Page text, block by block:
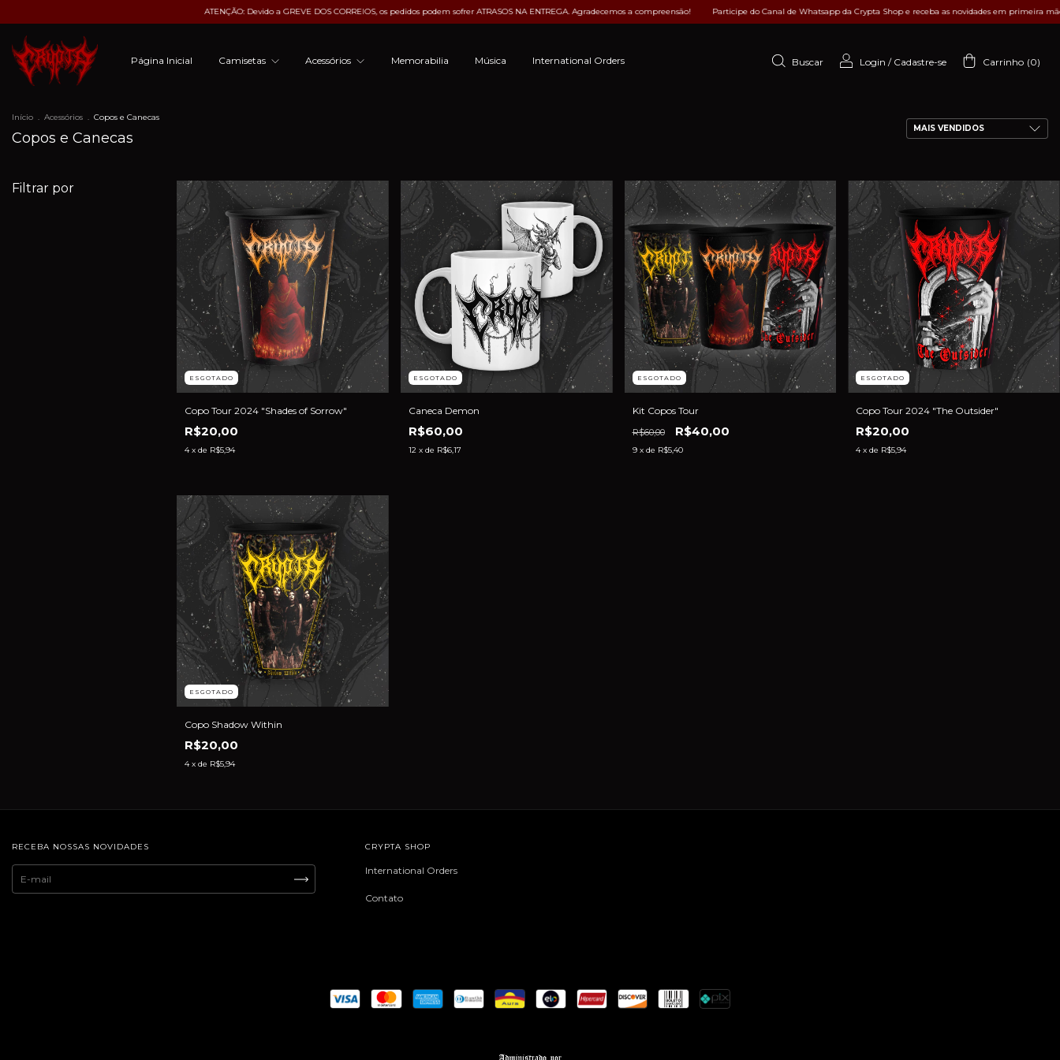
ATENÇÃO: Devido a GREVE DOS CORREIOS, os pedidos podem sofrer ATRASOS NA ENTREGA. Agradecemos a compreensão! Participe do Canal de Whatsapp da Crypta Shop e receba as novidades em primeira mão!
Página Inicial Camisetas Acessórios Memorabilia Música International Orders Buscar Login / Cadastre-se Carrinho (0)
Início . Acessórios . Copos e Canecas
Copos e Canecas
Filtrar por
ESGOTADO
Copo Tour 2024 "Shades of Sorrow"
R$20,00
4 x de R$5,94
ESGOTADO
Caneca Demon
R$60,00
12 x de R$6,17
ESGOTADO
Kit Copos Tour
R$60,00 R$40,00
9 x de R$5,40
ESGOTADO
Copo Tour 2024 "The Outsider"
R$20,00
4 x de R$5,94
ESGOTADO
Copo Shadow Within
R$20,00
4 x de R$5,94
RECEBA NOSSAS NOVIDADES CRYPTA SHOP
International Orders
Contato